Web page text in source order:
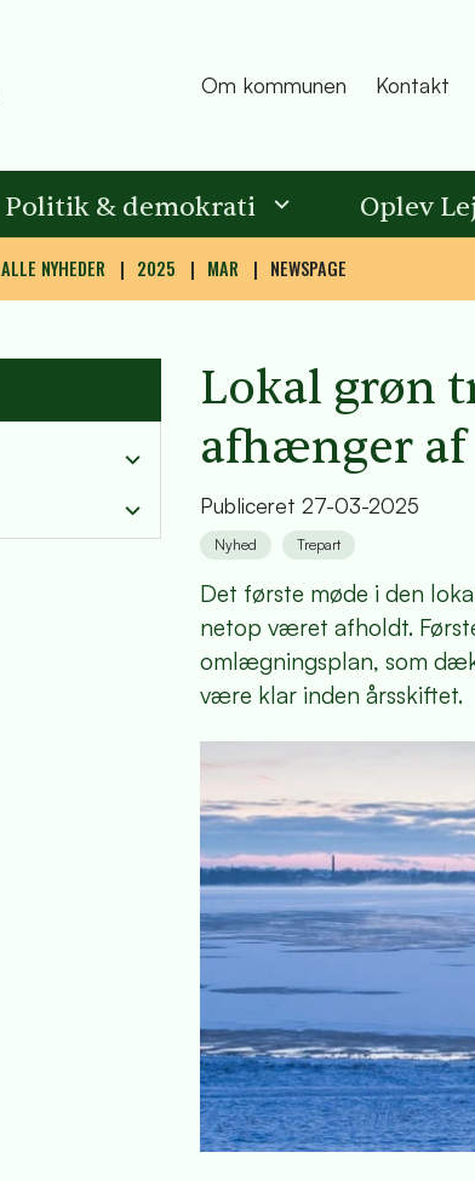
Om kommunen Kontakt
Politik & demokrati Oplev
ALLE NYHEDER 2025 MAR NEWSPAGE
Lokal grøn
afhænger
Publiceret 27-03-2025
Nyhed Trepart
Det første møde i den
netop været afholdt.
omlægningsplan, som
være klar inden årsskiftet.